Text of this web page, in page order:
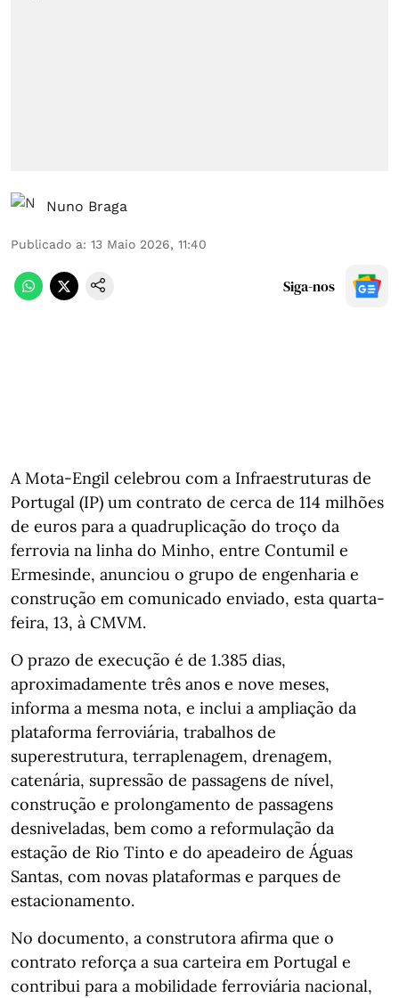
Nuno Braga
Publicado a: 13 Maio 2026, 11:40
Siga-nos
A Mota‑Engil celebrou com a Infraestruturas de
Portugal (IP) um contrato de cerca de 114 milhões
de euros para a quadruplicação do troço da
ferrovia na linha do Minho, entre Contumil e
Ermesinde, anunciou o grupo de engenharia e
construção em comunicado enviado, esta quarta-
feira, 13, à CMVM.
O prazo de execução é de 1.385 dias,
aproximadamente três anos e nove meses,
informa a mesma nota, e inclui a ampliação da
plataforma ferroviária, trabalhos de
superestrutura, terraplenagem, drenagem,
catenária, supressão de passagens de nível,
construção e prolongamento de passagens
desniveladas, bem como a reformulação da
estação de Rio Tinto e do apeadeiro de Águas
Santas, com novas plataformas e parques de
estacionamento.
No documento, a construtora afirma que o
contrato reforça a sua carteira em Portugal e
contribui para a mobilidade ferroviária nacional,